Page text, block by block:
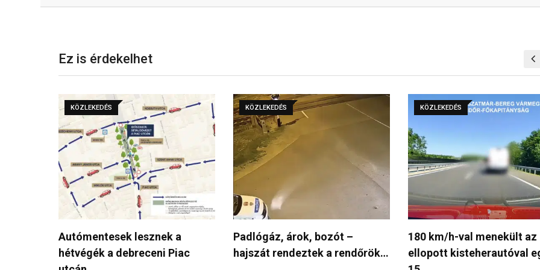
Ez is érdekelhet
KÖZLEKEDÉS
Padlógáz, árok, bozót –
hajszát rendeztek a rendőrök…
KÖZLEKEDÉS
180 km/h-val menekült az
ellopott kisteherautóval egy
KÖZLEKEDÉS
Mi történt a józsai fix
traffipaxszal? A vihar…